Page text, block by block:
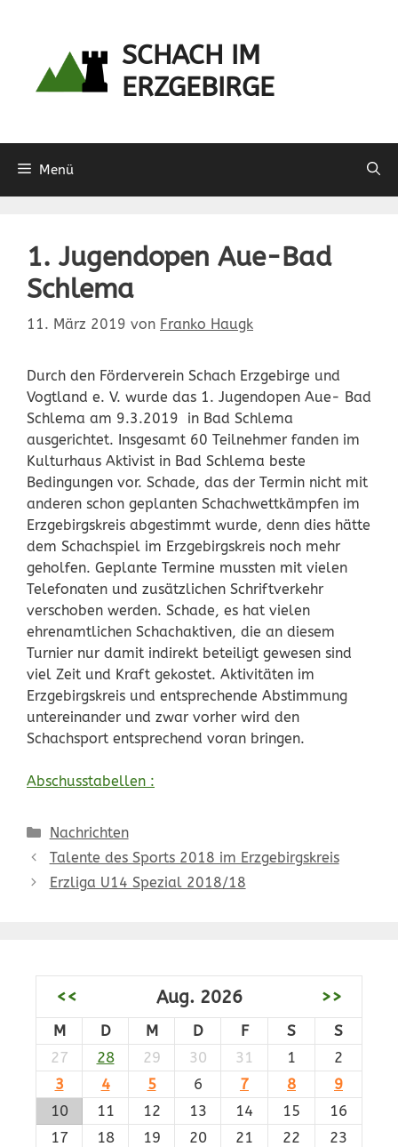
SCHACH IM
ERZGEBIRGE
Menü
1. Jugendopen Aue-Bad
Schlema
11. März 2019 von Franko Haugk
Durch den Förderverein Schach Erzgebirge und
Vogtland e. V. wurde das 1. Jugendopen Aue- Bad
Schlema am 9.3.2019 in Bad Schlema
ausgerichtet. Insgesamt 60 Teilnehmer fanden im
Kulturhaus Aktivist in Bad Schlema beste
Bedingungen vor. Schade, das der Termin nicht mit
anderen schon geplanten Schachwettkämpfen im
Erzgebirgskreis abgestimmt wurde, denn dies hätte
dem Schachspiel im Erzgebirgskreis noch mehr
geholfen. Geplante Termine mussten mit vielen
Telefonaten und zusätzlichen Schriftverkehr
verschoben werden. Schade, es hat vielen
ehrenamtlichen Schachaktiven, die an diesem
Turnier nur damit indirekt beteiligt gewesen sind
viel Zeit und Kraft gekostet. Aktivitäten im
Erzgebirgskreis und entsprechende Abstimmung
untereinander und zwar vorher wird den
Schachsport entsprechend voran bringen.
Abschusstabellen :
Kategorien
Nachrichten
Talente des Sports 2018 im Erzgebirgskreis
Erzliga U14 Spezial 2018/18
<< Aug. 2026 >>
M D M D F S
S
27
28 29 30 31 1
2
3
4 5 6 7 8
9
10
11 12 13 14 15
16
17
18 19 20 21 22
23